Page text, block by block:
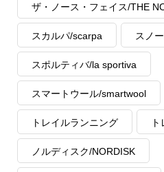
ザ・ノース・フェイス/THE
スカルパ/scarpa スノ
スポルティバ/la sportiva
スマートウール/smartwool
トレイルランニング
ノルディスク/NORDISK